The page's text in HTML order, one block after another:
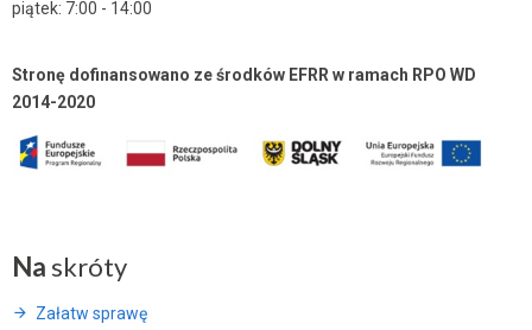
piątek: 7:00 - 14:00
Stronę dofinansowano ze środków EFRR w ramach RPO WD
2014-2020
Na skróty
Załatw sprawę